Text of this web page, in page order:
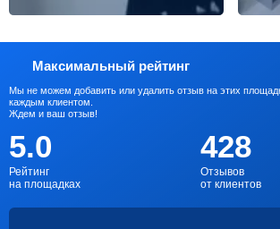
Максимальный рейтинг
Мы не можем добавить или удалить отзыв на этих
каждым клиентом.
Ждем и ваш отзыв!
5.0
Рейтинг
на площадках
428
Отзывов
от клиентов